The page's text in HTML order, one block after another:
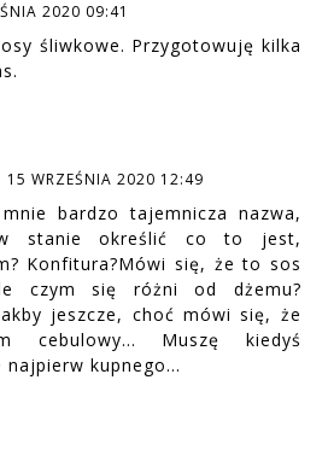
2020 09:41
śliwkowe. Przygotowuję kilka
15 WRZEŚNIA 2020 12:49
bardzo tajemnicza nazwa,
stanie określić co to jest,
Konfitura?Mówi się, że to sos
czym się różni od dżemu?
jeszcze, choć mówi się, że
cebulowy... Muszę kiedyś
kupnego...